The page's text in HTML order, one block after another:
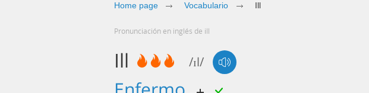
Home page Vocabulario Ill
Pronunciación en inglés de ill
Ill /ɪl/